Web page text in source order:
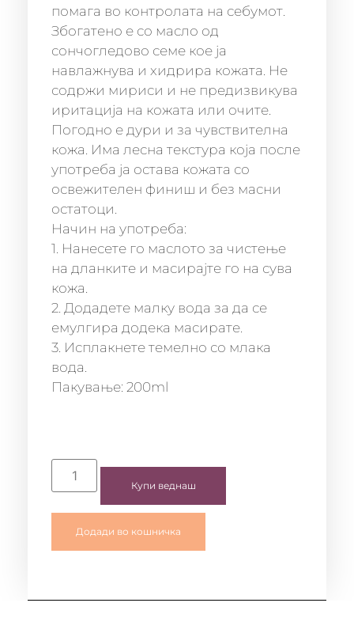
помага во контролата на себумот.
Збогатено е со масло од
сончогледово семе кое ја
навлажнува и хидрира кожата. Не
содржи мириси и не предизвикува
иритација на кожата или очите.
Погодно е дури и за чувствителна
кожа. Има лесна текстура која после
употреба ја остава кожата со
освежителен финиш и без масни
остатоци.
Начин на употреба:
1. Нанесете го маслото за чистење
на дланките и масирајте го на сува
кожа.
2. Додадете малку вода за да се
емулгира додека масирате.
3. Исплакнете темелно со млака
вода.
Пакување: 200ml
Купи веднаш
Додади во кошничка